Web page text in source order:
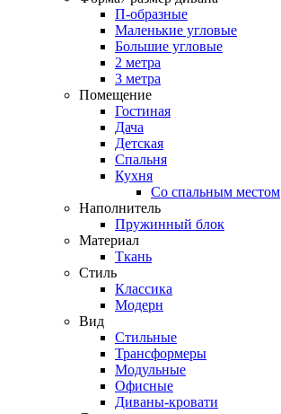
П-образные
Маленькие угловые
Большие угловые
2 метра
3 метра
Помещение
Гостиная
Дача
Детская
Спальня
Кухня
Со спальным местом
Наполнитель
Пружинный блок
Материал
Ткань
Стиль
Классика
Модерн
Вид
Стильные
Трансформеры
Модульные
Офисные
Диваны-кровати